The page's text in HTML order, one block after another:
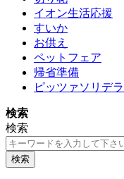
イオン生活応援
すいか
お供え
ペットフェア
帰省準備
ピッツァソリデラ
検索
検索
検索